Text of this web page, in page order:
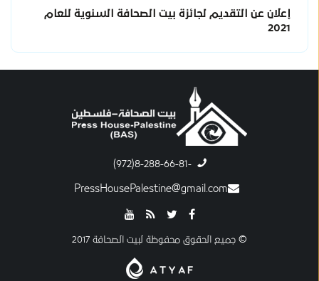
إعلان عن التقديم لجائزة بيت الصحافة السنوية للعام
2021
-8-288-66-81(972)
PressHousePalestine@gmail.com
© جميع الحقوق محفوظة لبيت الصحافة 2017